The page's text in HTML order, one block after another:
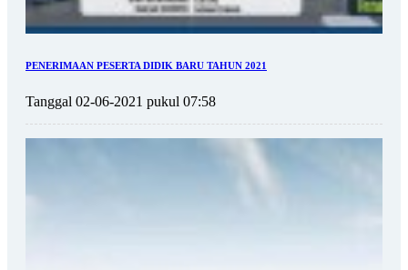
PENERIMAAN PESERTA DIDIK BARU TAHUN 2021
Tanggal 02-06-2021 pukul 07:58